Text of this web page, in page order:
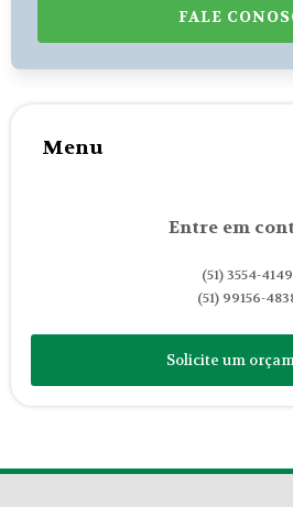
FALE
Menu
Entre em
(51) 3554-4149
(51) 99156-
Solicite um